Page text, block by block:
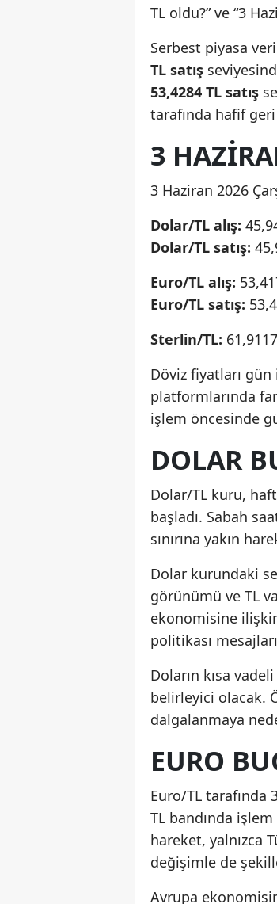
TL oldu?” ve “3
Serbest piyasa
TL satış
53,4284 TL satış
tarafında hafif
3
3 Haziran 2026
Dolar/TL alış:
Dolar/TL satış:
Euro/TL alış:
Euro/TL satış:
Sterlin/TL:
Döviz fiyatları
platformlarında
işlem öncesinde
DOLAR
Dolar/TL kuru,
başladı. Sabah
sınırına yakın
Dolar kurundaki
görünümü ve TL
ekonomisine
politikası
Doların kısa
belirleyici olacak.
dalgalanmaya
EURO
Euro/TL tarafında
TL bandında
hareket, yalnızca
değişimle de
Avrupa